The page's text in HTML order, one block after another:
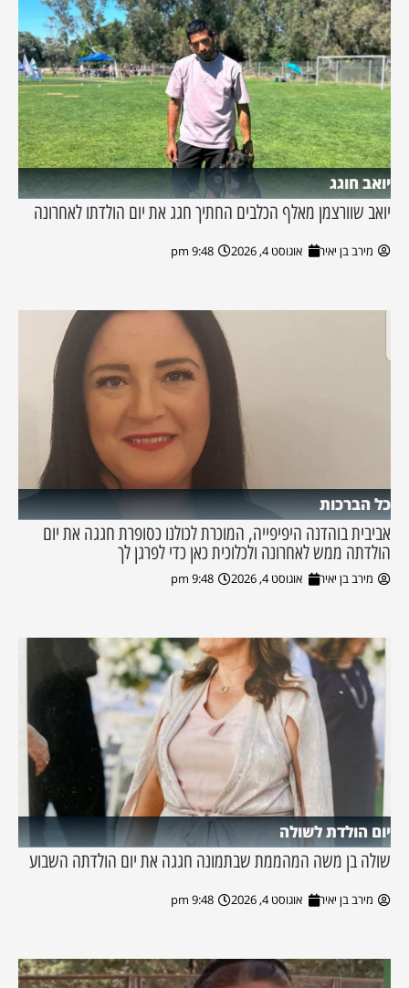
יואב חוגג
יואב שוורצמן מאלף הכלבים החתיך חגג את יום הולדתו לאחרונה
מירב בן יאיר אוגוסט 4, 2026 9:48 pm
כל הברכות
אביבית בוהדנה היפיפייה, המוכרת לכולנו כסופרת חגגה את יום
הולדתה ממש לאחרונה ולכלוכית כאן כדי לפרגן לך
מירב בן יאיר אוגוסט 4, 2026 9:48 pm
יום הולדת לשולה
שולה בן משה המהממת שבתמונה חגגה את יום הולדתה השבוע
מירב בן יאיר אוגוסט 4, 2026 9:48 pm